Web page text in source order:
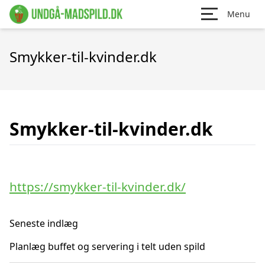
Menu
Smykker-til-kvinder.dk
Smykker-til-kvinder.dk
https://smykker-til-kvinder.dk/
Seneste indlæg
Planlæg buffet og servering i telt uden spild